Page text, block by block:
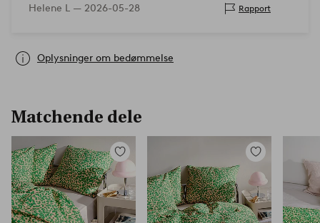
Helene L — 2026-05-28 Rapport
Oplysninger om bedømmelse
Matchende dele
Tilføj
til
favoritter
Tilføj
favoritter